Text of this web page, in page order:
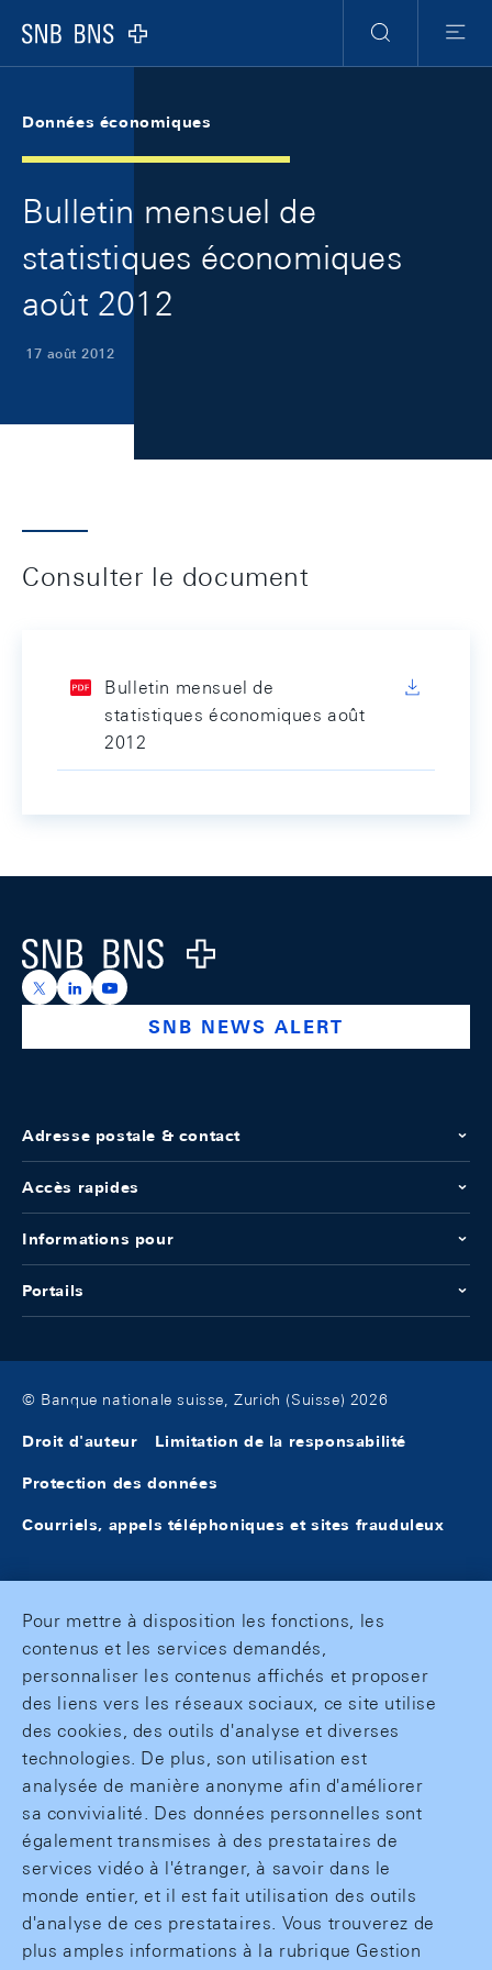
Logo
RechercheMenu
Données économiques
Bulletin mensuel de
statistiques économiques
août 2012
17 août 2012
Consulter le document
Bulletin mensuel de
statistiques économiques août
2012
Logo
https://x.com/snb_bns
https://ch.linkedin.com/company/swiss-national-
https://www.youtube.com/@swissnationalbank
SNB NEWS ALERT
Adresse postale & contact
Accès rapides
Informations pour
Portails
© Banque nationale suisse, Zurich (Suisse) 2026
Droit d'auteur Limitation de la responsabilité
Protection des données
Courriels, appels téléphoniques et sites frauduleux
Pour mettre à disposition les fonctions, les
contenus et les services demandés,
personnaliser les contenus affichés et proposer
des liens vers les réseaux sociaux, ce site utilise
des cookies, des outils d'analyse et diverses
technologies. De plus, son utilisation est
analysée de manière anonyme afin d'améliorer
sa convivialité. Des données personnelles sont
également transmises à des prestataires de
services vidéo à l'étranger, à savoir dans le
monde entier, et il est fait utilisation des outils
d'analyse de ces prestataires. Vous trouverez de
plus amples informations à la rubrique Gestion